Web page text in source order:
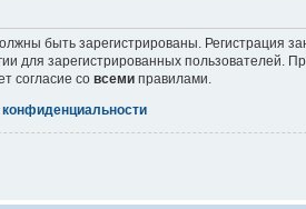
быть зарегистрированы. Регистрация
для зарегистрированных пользователей.
согласие со всеми правилами.